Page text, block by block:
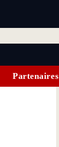
Partenaires